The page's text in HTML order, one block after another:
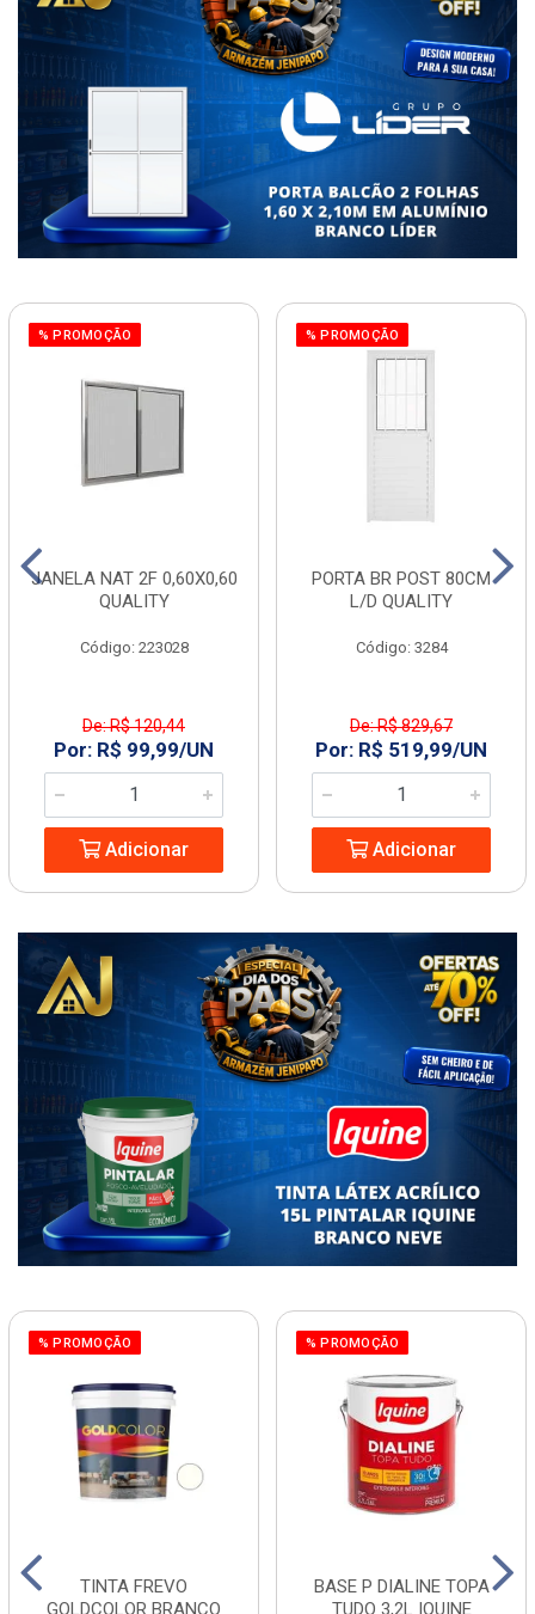
% PROMOÇÃO
JANELA NAT 2F 0,60X0,60
QUALITY
Código: 223028
De: R$ 120,44
Por: R$ 99,99/UN
Adicionar
% PROMOÇÃO
PORTA BR POST 80CM
L/D QUALITY
Código: 3284
De: R$ 829,67
Por: R$ 519,99/UN
Adicionar
% PROMOÇÃO
TINTA FREVO
GOLDCOLOR BRANCO
% PROMOÇÃO
BASE P DIALINE TOPA
TUDO 3,2L IQUINE